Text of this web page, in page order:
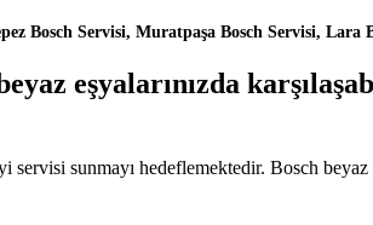
Bosch Servisi, Muratpaşa Bosch Servisi, Lara
eşyalarınızda
sunmayı hedeflemektedir. Bosch